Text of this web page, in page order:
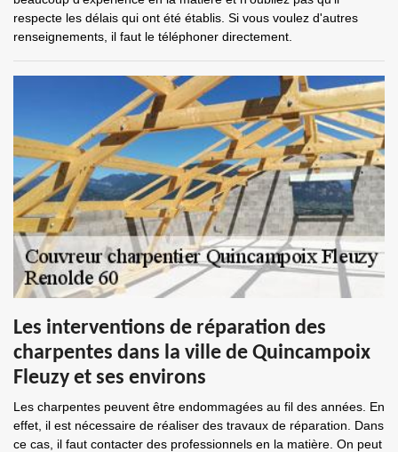
respecte les délais qui ont été établis. Si vous voulez d'autres
renseignements, il faut le téléphoner directement.
Les interventions de réparation des
charpentes dans la ville de Quincampoix
Fleuzy et ses environs
Les charpentes peuvent être endommagées au fil des années. En
effet, il est nécessaire de réaliser des travaux de réparation. Dans
ce cas, il faut contacter des professionnels en la matière. On peut